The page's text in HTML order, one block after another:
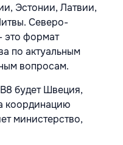
Эстонии, Латвии,
Северо-
это формат
по актуальным
вопросам.
будет Швеция,
координацию
министерство,